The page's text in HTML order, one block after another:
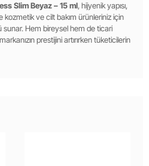
Slim Beyaz – 15 ml, hijyenik yapısı,
kozmetik ve cilt bakım ürünleriniz için
Hem bireysel hem de ticari
prestijini artırırken tüketicilerin